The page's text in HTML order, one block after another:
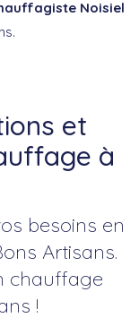
Noisiel
et
à
besoins en
Artisans.
chauffage
!